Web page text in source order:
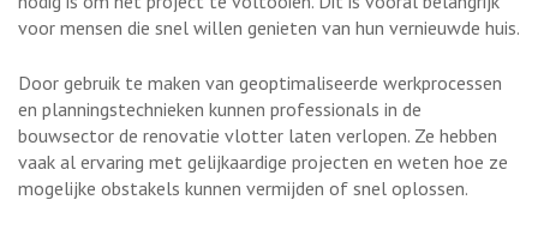
voor mensen die snel willen genieten van hun vernieuwde huis.
Door gebruik te maken van geoptimaliseerde werkprocessen
en planningstechnieken kunnen professionals in de
bouwsector de renovatie vlotter laten verlopen. Ze hebben
vaak al ervaring met gelijkaardige projecten en weten hoe ze
mogelijke obstakels kunnen vermijden of snel oplossen.